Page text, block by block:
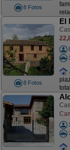
8 Fotos
8 Fotos
El